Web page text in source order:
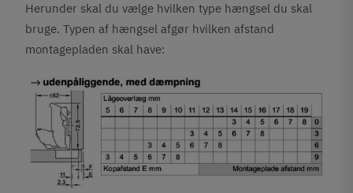
Herunder skal du vælge hvilken type hængsel du skal
bruge. Typen af hængsel afgør hvilken afstand
montagepladen skal have: